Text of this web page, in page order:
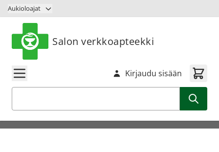
Siirry sisältöön
Aukioloajat
Salon verkkoapteekki
Kirjaudu sisään